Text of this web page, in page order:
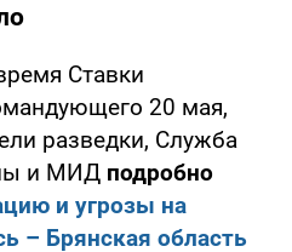
Ставки
20 мая,
разведки, Служба
и МИД подробно
и угрозы на
– Брянская область